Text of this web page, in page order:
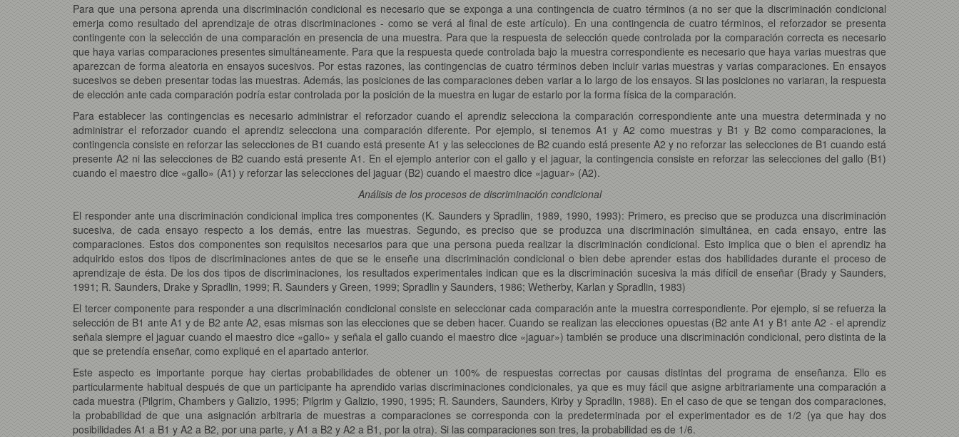
Para que una persona aprenda una discriminación condicional es necesario que se exponga a una contingencia de cuatro términos (a no ser que la discriminación condicional
emerja como resultado del aprendizaje de otras discriminaciones - como se verá al final de este artículo). En una contingencia de cuatro términos, el reforzador se presenta
contingente con la selección de una comparación en presencia de una muestra. Para que la respuesta de selección quede controlada por la comparación correcta es necesario
que haya varias comparaciones presentes simultáneamente. Para que la respuesta quede controlada bajo la muestra correspondiente es necesario que haya varias muestras que
aparezcan de forma aleatoria en ensayos sucesivos. Por estas razones, las contingencias de cuatro términos deben incluir varias muestras y varias comparaciones. En ensayos
sucesivos se deben presentar todas las muestras. Además, las posiciones de las comparaciones deben variar a lo largo de los ensayos. Si las posiciones no variaran, la respuesta
de elección ante cada comparación podría estar controlada por la posición de la muestra en lugar de estarlo por la forma física de la comparación.
Para establecer las contingencias es necesario administrar el reforzador cuando el aprendiz selecciona la comparación correspondiente ante una muestra determinada y no
administrar el reforzador cuando el aprendiz selecciona una comparación diferente. Por ejemplo, si tenemos A1 y A2 como muestras y B1 y B2 como comparaciones, la
contingencia consiste en reforzar las selecciones de B1 cuando está presente A1 y las selecciones de B2 cuando está presente A2 y no reforzar las selecciones de B1 cuando está
presente A2 ni las selecciones de B2 cuando está presente A1. En el ejemplo anterior con el gallo y el jaguar, la contingencia consiste en reforzar las selecciones del gallo (B1)
cuando el maestro dice «gallo» (A1) y reforzar las selecciones del jaguar (B2) cuando el maestro dice «jaguar» (A2).
Análisis de los procesos de discriminación condicional
El responder ante una discriminación condicional implica tres componentes (K. Saunders y Spradlin, 1989, 1990, 1993): Primero, es preciso que se produzca una discriminación
sucesiva, de cada ensayo respecto a los demás, entre las muestras. Segundo, es preciso que se produzca una discriminación simultánea, en cada ensayo, entre las
comparaciones. Estos dos componentes son requisitos necesarios para que una persona pueda realizar la discriminación condicional. Esto implica que o bien el aprendiz ha
adquirido estos dos tipos de discriminaciones antes de que se le enseñe una discriminación condicional o bien debe aprender estas dos habilidades durante el proceso de
aprendizaje de ésta. De los dos tipos de discriminaciones, los resultados experimentales indican que es la discriminación sucesiva la más difícil de enseñar (Brady y Saunders,
1991; R. Saunders, Drake y Spradlin, 1999; R. Saunders y Green, 1999; Spradlin y Saunders, 1986; Wetherby, Karlan y Spradlin, 1983)
El tercer componente para responder a una discriminación condicional consiste en seleccionar cada comparación ante la muestra correspondiente. Por ejemplo, si se refuerza la
selección de B1 ante A1 y de B2 ante A2, esas mismas son las elecciones que se deben hacer. Cuando se realizan las elecciones opuestas (B2 ante A1 y B1 ante A2 - el aprendiz
señala siempre el jaguar cuando el maestro dice «gallo» y señala el gallo cuando el maestro dice «jaguar») también se produce una discriminación condicional, pero distinta de la
que se pretendía enseñar, como expliqué en el apartado anterior.
Este aspecto es importante porque hay ciertas probabilidades de obtener un 100% de respuestas correctas por causas distintas del programa de enseñanza. Ello es
particularmente habitual después de que un participante ha aprendido varias discriminaciones condicionales, ya que es muy fácil que asigne arbitrariamente una comparación a
cada muestra (Pilgrim, Chambers y Galizio, 1995; Pilgrim y Galizio, 1990, 1995; R. Saunders, Saunders, Kirby y Spradlin, 1988). En el caso de que se tengan dos comparaciones,
la probabilidad de que una asignación arbitraria de muestras a comparaciones se corresponda con la predeterminada por el experimentador es de 1/2 (ya que hay dos
posibilidades A1 a B1 y A2 a B2, por una parte, y A1 a B2 y A2 a B1, por la otra). Si las comparaciones son tres, la probabilidad es de 1/6.